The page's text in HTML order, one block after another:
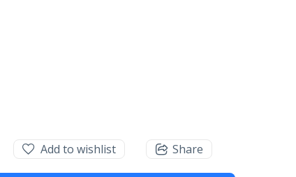
Add to wishlist Share